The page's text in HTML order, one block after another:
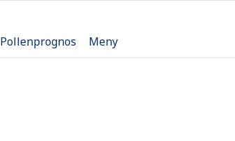
Pollenprognos Meny